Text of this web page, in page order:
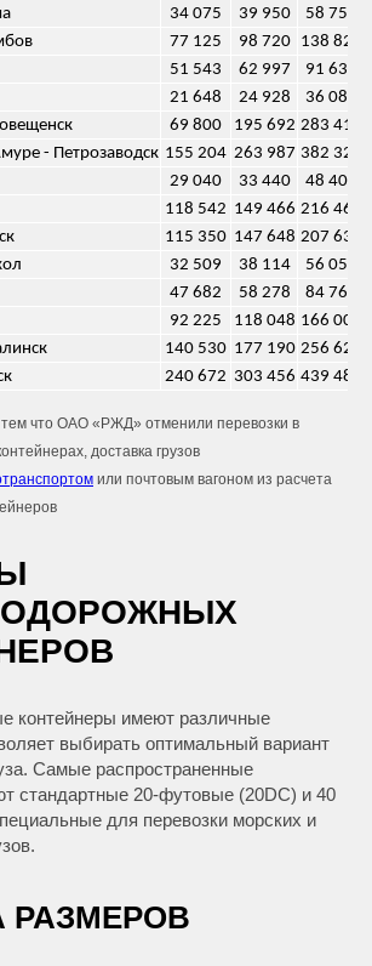
34 075 39 950
58 750
77 125 98 720
138 825
51 543 62 997
91 632
21 648 24 928
36 080
69 800 195 692 283 416
- Петрозаводск 155 204 263 987 382 326
29 040 33 440
48 400
118 542 149 466 216 468
115 350 147 648 207 630
32 509 38 114
56 050
47 682 58 278
84 768
92 225 118 048 166 005
140 530 177 190 256 620
240 672 303 456 439 488
тем что ОАО «РЖД» отменили перевозки в
доставка грузов
или почтовым вагоном из расчета
контейнеры имеют различные
выбирать оптимальный вариант
Самые распространенные
стандартные 20-футовые (20DC) и 40
для перевозки морских и
РАЗМЕРОВ